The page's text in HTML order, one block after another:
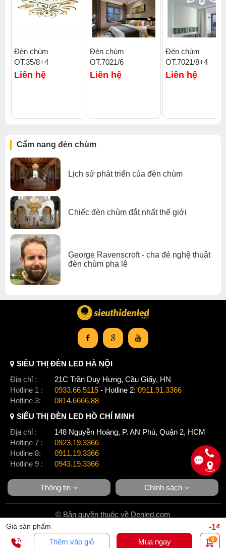
Click để xem thêm chiết khấu, quà tặng và khuyến mãi của
đèn chùm.
Đèn chùm
OT.35/8+4
Liên hệ
Đèn chùm
OT.7021/6
Liên hệ
Đèn chùm
OT.7021/8+4
Liên hệ
Cẩm nang đèn chùm
Lịch sử phát triển của đèn chùm
Chiếc đèn chùm đắt nhất thế giới
George Ravenscroft - cha đẻ nghệ thuật
đèn chùm pha lê
Giá sản phẩm
-1₫
Thêm vào giỏ
Mua ngay 0
SIÊU THỊ ĐÈN LED HÀ NỘI
Địa chỉ :
21C Trần Duy Hưng, Cầu Giấy, HN
Hotline 1 :
0933.66.5115 - Hotline 2: 0911.91.3366
Hotline 3:
0814.6666.88
SIÊU THỊ ĐÈN LED HỒ CHÍ MINH
Địa chỉ :
148 Nguyễn Hoàng, P. AN Phú, Quận 2, HCM
Hotline 7 :
0923.19.3366
Hotline 8:
0911.19.3366
Hotline 9 :
0943.19.3366
Thông tin Chính sách
© Bản quyền thuộc về Denled.com